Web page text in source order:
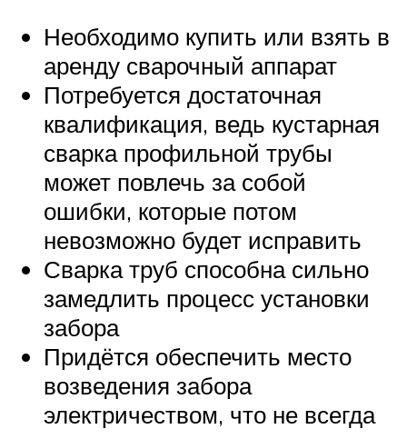
Необходимо купить или взять в
аренду сварочный аппарат
Потребуется достаточная
квалификация, ведь кустарная
сварка профильной трубы
может повлечь за собой
ошибки, которые потом
невозможно будет исправить
Сварка труб способна сильно
замедлить процесс установки
забора
Придётся обеспечить место
возведения забора
электричеством, что не всегда